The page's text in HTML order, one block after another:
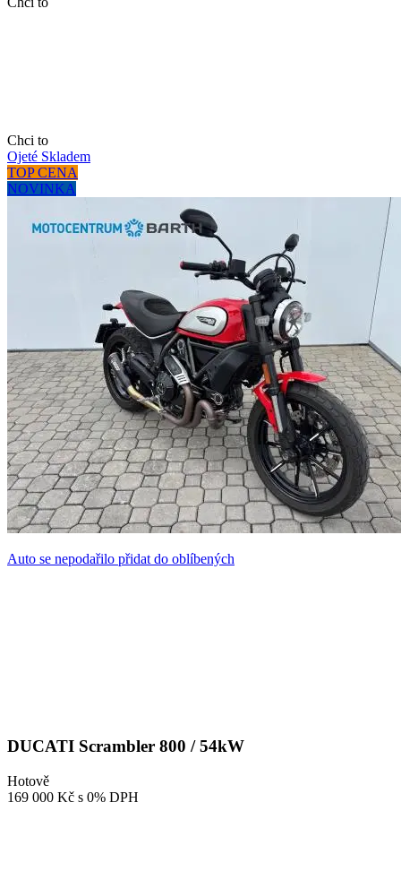
Chci to
Ojeté Skladem
TOP CENA
NOVINKA
Auto se nepodařilo přidat do oblíbených
DUCATI Scrambler 800 / 54kW
Hotově
169 000 Kč s 0% DPH